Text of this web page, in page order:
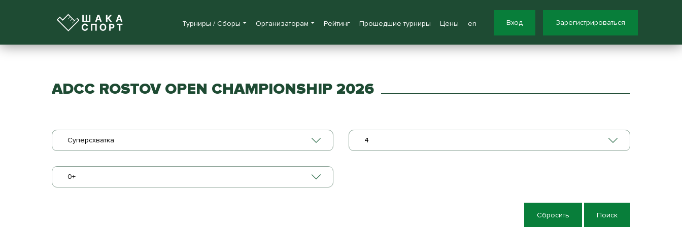
Турниры / Сборы Организаторам Рейтинг Прошедшие турниры Цены en Вход Зарегистрироваться
ADCC ROSTOV OPEN CHAMPIONSHIP 2026
Суперсхватка 4
0+
Сбросить Поиск